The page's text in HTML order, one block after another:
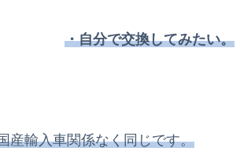
・自分で交換してみたい。
産輸入車関係なく同じです。